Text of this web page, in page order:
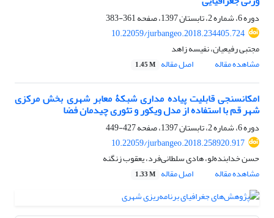
دوره 6، شماره 2، تابستان 1397، صفحه
361-383
10.22059/jurbangeo.2018.234405.724
مجتبی رفیعیان، نفیسه زاهد
مشاهده مقاله
اصل مقاله 1.45 M
امکانسنجی قابلیت پیاده مداری شبکۀ معابر شهری بخش مرکزی
شهر قم با استفاده از مدل ویکور و تئوری چیدمان فضا
دوره 6، شماره 2، تابستان 1397، صفحه
427-449
10.22059/jurbangeo.2018.258920.917
حسن خدابنده‌لو، هادی سلطانی‌فرد، یعقوب زنگنه
مشاهده مقاله
اصل مقاله 1.33 M